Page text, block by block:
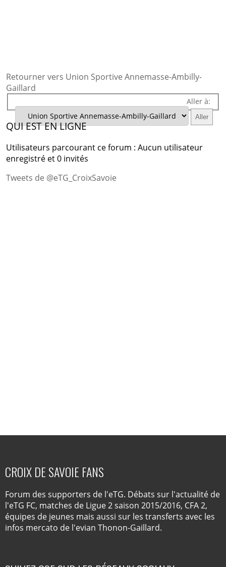
Retourner vers Union Sportive Annemasse-Ambilly-
Gaillard
Aller à:
QUI EST EN LIGNE
Utilisateurs parcourant ce forum : Aucun utilisateur
enregistré et 0 invités
Tweets de @eTG_CroixSavoie
CROIX DE SAVOIE FANS
Forum des supporters de l'eTG. Débats sur l'actualité de
l'eTG FC, matches de Ligue 2 saison 2015/2016, CFA 2,
équipes de jeunes mais aussi sur les transferts avec les
infos mercato de l'evian Thonon-Gaillard.